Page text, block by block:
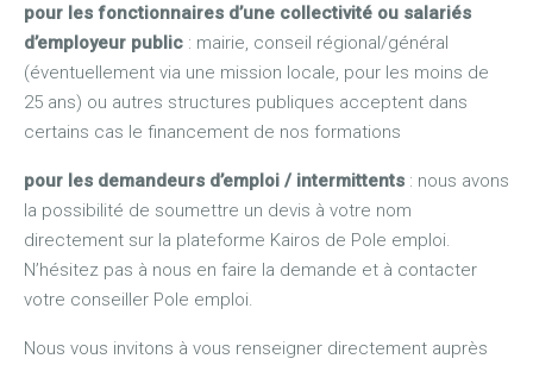
pour les fonctionnaires d’une collectivité ou salariés
d’employeur public : mairie, conseil régional/général
(éventuellement via une mission locale, pour les moins de
25 ans) ou autres structures publiques acceptent dans
certains cas le financement de nos formations
pour les demandeurs d’emploi / intermittents : nous avons
la possibilité de soumettre un devis à votre nom
directement sur la plateforme Kairos de Pole emploi.
N’hésitez pas à nous en faire la demande et à contacter
votre conseiller Pole emploi.
Nous vous invitons à vous renseigner directement auprès